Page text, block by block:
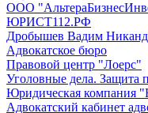
ООО
ЮРИСТ112.РФ
Дробышев Вадим
Адвокатское бюро
Правовой центр "Лоерс"
Уголовные дела. Защита
Юридическая компания
Адвокатский кабинет